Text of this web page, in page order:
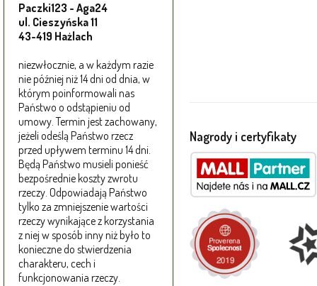
Paczki123 - Aga24
ul. Cieszyńska 11
43-419 Hażlach
niezwłocznie, a w każdym razie
nie później niż 14 dni od dnia, w
którym poinformowali nas
Państwo o odstąpieniu od
umowy. Termin jest zachowany,
jeżeli odeślą Państwo rzecz
przed upływem terminu 14 dni.
Będą Państwo musieli ponieść
bezpośrednie koszty zwrotu
rzeczy. Odpowiadają Państwo
tylko za zmniejszenie wartości
rzeczy wynikające z korzystania
z niej w sposób inny niż było to
konieczne do stwierdzenia
charakteru, cech i
funkcjonowania rzeczy.
Nagrody i certyfikaty